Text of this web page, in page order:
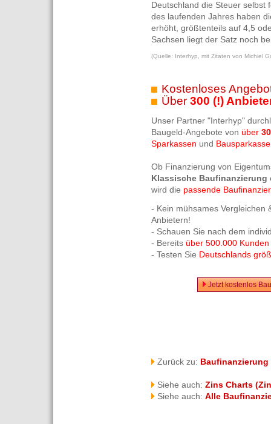
Deutschland die Steuer selbst
des laufenden Jahres haben
erhöht, größtenteils auf 4,5
Sachsen liegt der Satz noch
(Quelle: Interhyp, mit Zitaten von Michiel
Kostenloses
Über 300 (!)
Unser Partner "Interhyp"
Baugeld-Angebote von über
Sparkassen und
Ob Finanzierung von
Klassische Baufinanzierung
wird die passende
- Kein mühsames Vergleichen
Anbietern!
- Schauen Sie nach dem
- Bereits über 500.000 Kunden
- Testen Sie Deutschlands
Jetzt kostenlos
Zurück zu: Baufinanzierung
Siehe auch: Zins Charts
Siehe auch: Alle